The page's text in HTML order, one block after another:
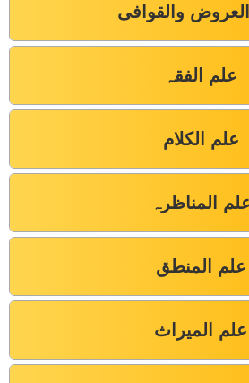
والقوافی
علم الفقہ
علم الکلام
المناظرہ
علم المنطق
علم المیراث